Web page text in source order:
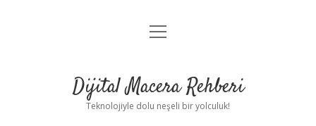
Anasayfa
Yasal Uyarı
menüyü
Dijital Macera Rehberi
Teknolojiyle dolu neşeli bir yolculuk!